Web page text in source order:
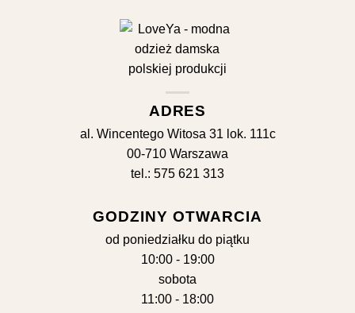
ADRES
al. Wincentego Witosa 31 lok. 111c
00-710 Warszawa
tel.: 575 621 313
GODZINY OTWARCIA
od poniedziałku do piątku
10:00 - 19:00
sobota
11:00 - 18:00